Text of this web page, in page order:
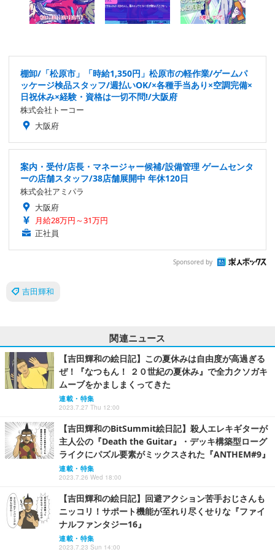
棚卸/「松原市」「時給1,350円」松原市の軽作業/ゲームパ
ッケージ検品スタッフ/週払いOK/×各種手当あり×空調完備×
日祝休み×経験・資格は一切不問!/大阪府
株式会社トーコー
大阪府
案内・受付/店長・マネージャー候補/設備管理 ゲームセンタ
ーの店舗スタッフ/38店舗展開中 年休120日
株式会社アミパラ
大阪府
月給28万円～31万円
正社員
Sponsored by
吉田輝和
関連ニュース
【吉田輝和の絵日記】この夏休みは自由度が高過ぎる
ぜ！『なつもん！ ２０世紀の夏休み』で全力クソガキ
ムーブをかましまくってきた
連載・特集
2023.7.27 Thu 12:00
【吉田輝和のBitSummit絵日記】殺人エレキギターが
主人公の『Death the Guitar』・デッキ構築型ローグ
ライクにパズル要素がミックスされた『ANTHEM#9』
連載・特集
2023.7.26 Wed 18:00
【吉田輝和の絵日記】回避アクション苦手おじさんも
ニッコリ！サポート機能が至れり尽くせりな『ファイ
ナルファンタジー16』
連載・特集
2023.7.23 Sun 14:00